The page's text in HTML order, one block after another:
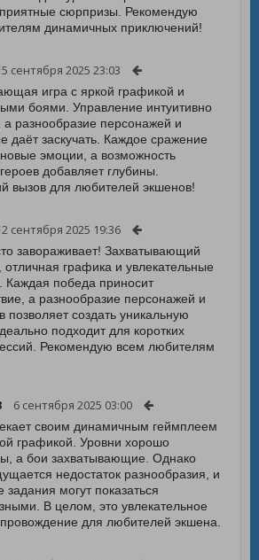
сюрпризы. Рекомендую
динамичных приключений!
сентября 2025 23:03
игра с яркой графикой и
боями. Управление интуитивно
а разнообразие персонажей и
даёт заскучать. Каждое сражение
эмоции, а возможность
добавляет глубины.
вызов для любителей экшенов!
сентября 2025 19:36
завораживает! Захватывающий
отличная графика и увлекательные
Каждая победа приносит
а разнообразие персонажей и
позволяет создать уникальную
подходит для коротких
Рекомендую всем любителям
6 сентября 2025 03:00
своим динамичным геймплеем
графикой. Уровни хорошо
а бои захватывающие. Однако
недостаток разнообразия, и
задания могут показаться
В целом, это увлекательное
для любителей экшена.